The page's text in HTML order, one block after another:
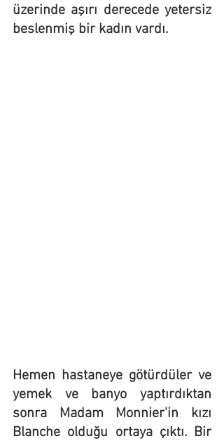
üzerinde aşırı derecede yetersiz
beslenmiş bir kadın vardı.
Hemen hastaneye götürdüler ve
yemek ve banyo yaptırdıktan
sonra Madam Monnier'in kızı
Blanche olduğu ortaya çıktı. Bir